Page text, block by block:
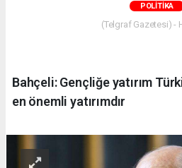
POLİTİKA
(Telgraf Gazetesi) -
Bahçeli: Gençliğe yatırım
en önemli yatırımdır